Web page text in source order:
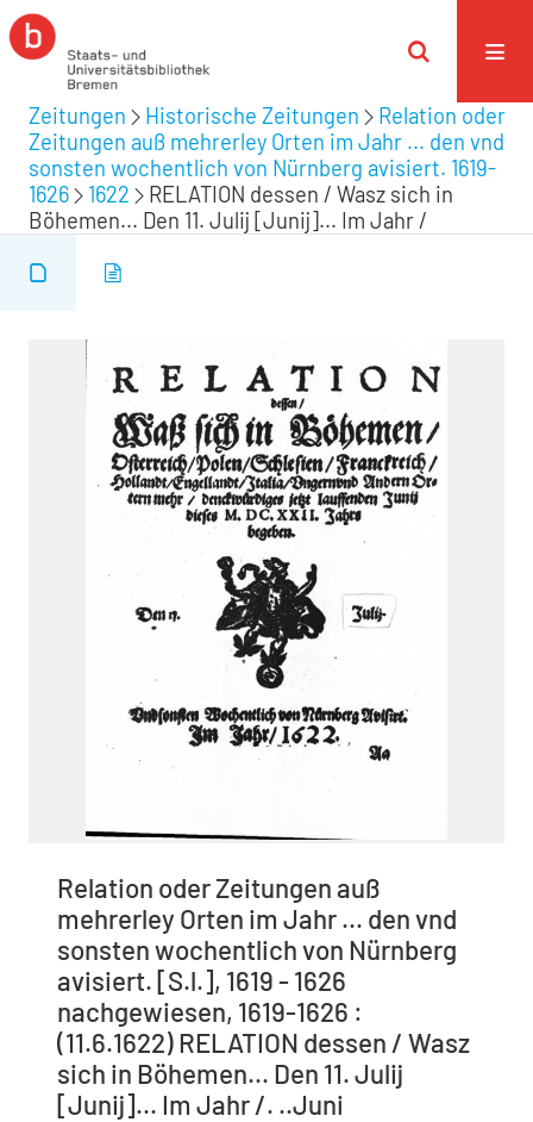
Zeitungen Historische Zeitungen
Relation oder
Zeitungen auß mehrerley Orten im Jahr ... den vnd
sonsten wochentlich von Nürnberg avisiert. 1619-
1626
1622
RELATION dessen / Wasz sich in
Böhemen... Den 11. Julij [Junij]... Im Jahr /
Relation oder Zeitungen auß
mehrerley Orten im Jahr ... den vnd
sonsten wochentlich von Nürnberg
avisiert. [S.l.], 1619 - 1626
nachgewiesen, 1619-1626 :
(11.6.1622) RELATION dessen / Wasz
sich in Böhemen... Den 11. Julij
[Junij]... Im Jahr /. ..Juni